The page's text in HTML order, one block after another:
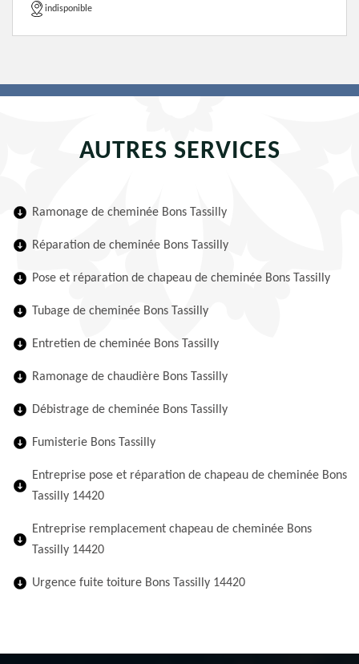
indisponible
AUTRES SERVICES
Ramonage de cheminée Bons Tassilly
Réparation de cheminée Bons Tassilly
Pose et réparation de chapeau de cheminée Bons Tassilly
Tubage de cheminée Bons Tassilly
Entretien de cheminée Bons Tassilly
Ramonage de chaudière Bons Tassilly
Débistrage de cheminée Bons Tassilly
Fumisterie Bons Tassilly
Entreprise pose et réparation de chapeau de cheminée Bons
Tassilly 14420
Entreprise remplacement chapeau de cheminée Bons
Tassilly 14420
Urgence fuite toiture Bons Tassilly 14420